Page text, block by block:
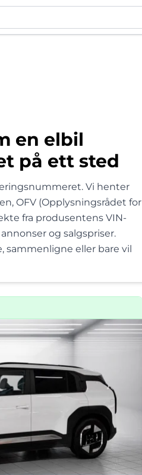
en elbil
på ett sted
Vi henter
OFV (Opplysningsrådet for
fra produsentens VIN-
og salgspriser.
sammenligne eller bare vil